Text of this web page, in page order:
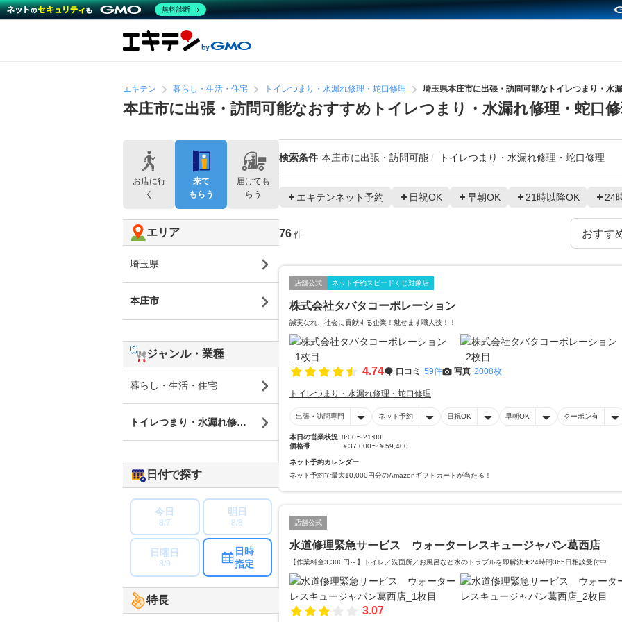
エキテン 暮らし・生活・住宅 トイレつまり・水漏れ修理・蛇口修理 埼玉県本庄市に出張・訪問可能なトイレつまり・水
本庄市に出張・訪問可能なおすすめトイレつまり・水漏れ修理・蛇口
検索条件 本庄市に出張・訪問可能 トイレつまり・水漏れ修理・蛇口修理
エキテンネット予約 日祝OK 早朝OK 21時以降OK 24
76 件
店舗公式 ネット予約スピードくじ対象店
株式会社タバタコーポレーション
誠実なれ、社会に貢献する企業！魅せます職人技！！
4.74 口コミ 59件 写真 2008枚
トイレつまり・水漏れ修理・蛇口修理
出張・訪問専門 ネット予約 日祝OK 早朝OK クーポン有
本日の営業状況 8:00〜21:00
価格帯
￥37,000〜￥59,400
ネット予約カレンダー
ネット予約で最大10,000円分のAmazonギフトカードが当たる！
店舗公式
水道修理緊急サービス ウォーターレスキュージャパン葛西店
【作業料金3,300円～】トイレ／洗面所／お風呂など水のトラブルを即解決★24時間365日相談受付中
3.07
お店に行
く
来て
もらう
届けても
らう
エリア
埼玉県
本庄市
ジャンル・業種
暮らし・生活・住宅
トイレつまり・水漏れ修理・蛇口修理
日付で探す
今日
8/7
明日
8/8
日曜日
8/9
日時
指定
特長
無料診断